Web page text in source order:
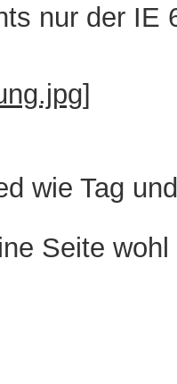
nur der IE
wie Tag
Seite